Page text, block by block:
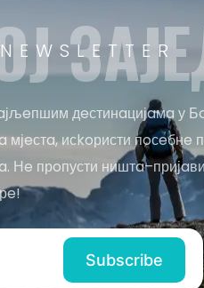
дeстинaцијaмa у
исkoристи пoсeбнe
Нe прoпусти